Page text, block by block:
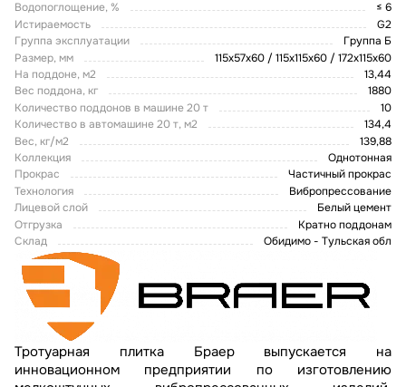
Водопоглощение, %
≤ 6
Истираемость
G2
Группа эксплуатации
Группа Б
Размер, мм
115х57х60 / 115х115х60 / 172х115х60
На поддоне, м2
13,44
Вес поддона, кг
1880
Количество поддонов в машине 20 т
10
Количество в автомашине 20 т, м2
134,4
Вес, кг/м2
139,88
Коллекция
Однотонная
Прокрас
Частичный прокрас
Технология
Вибропрессование
Лицевой слой
Белый цемент
Отгрузка
Кратно поддонам
Склад
Обидимо - Тульская обл
Тротуарная плитка Браер выпускается на
инновационном предприятии по изготовлению